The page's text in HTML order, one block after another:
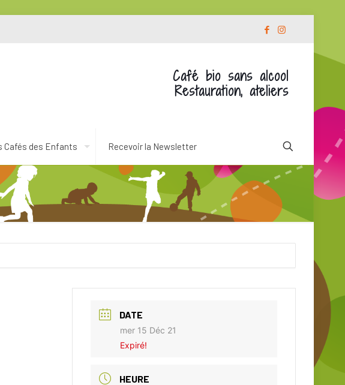
Cafés des Enfants Recevoir la Newsletter
Café bio sans alcool
Restauration, ateliers
DATE
mer 15 Déc 21
Expiré!
HEURE